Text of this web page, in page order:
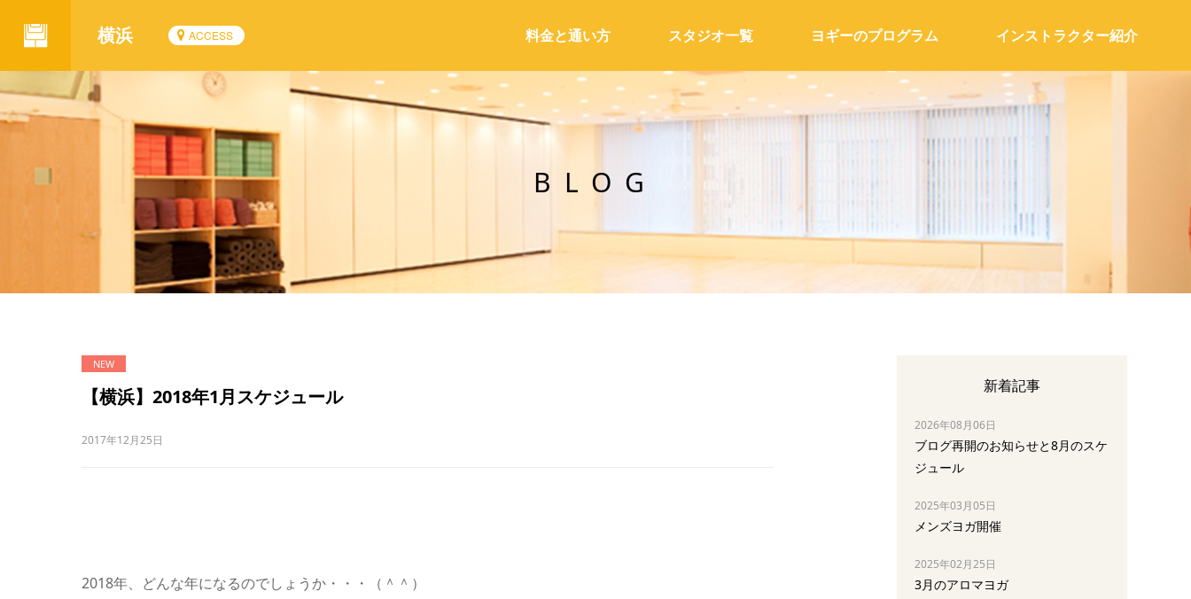
横浜 ACCESS 料金と通い方 スタジオ一覧 ヨギーのプログラム インストラクター紹介
BLOG
【横浜】2018年1月スケジュール
2017年12月25日
2018年、どんな年になるのでしょうか・・・（＾＾）
新着記事
2026年08月06日
ブログ再開のお知らせと8月のスケ
ジュール
2025年03月05日
メンズヨガ開催
2025年02月25日
3月のアロマヨガ